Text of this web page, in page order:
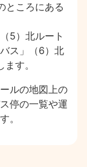
ところにある
5）北ルート
ス」（6）北
す。
ルの地図上の
停の一覧や運
。